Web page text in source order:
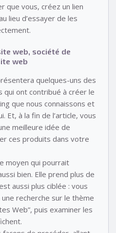
que vous, créez un lien
lieu d’essayer de les
web, société de
web
quelques-uns des
qui ont contribué à créer le
que nous connaissons et
Et, à la fin de l’article, vous
meilleure idée de
ces produits dans votre
moyen qui pourrait
bien. Elle prend plus de
aussi plus ciblée : vous
recherche sur le thème
Web”, puis examiner les